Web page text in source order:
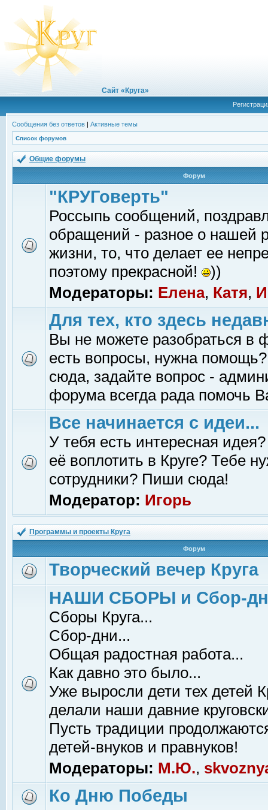
Сайт «Круга»
Сообщения без ответов | Активные темы
Список форумов
Общие форумы
Форум
"КРУГоверть"
Россыпь сообщений,
обращений - разное о нашей
жизни, то, что делает ее
поэтому прекрасной!
))
Модераторы: Елена, Катя,
Для тех, кто здесь
Вы не можете разобраться в
есть вопросы, нужна помощь?
сюда, задайте вопрос -
форума всегда рада помочь
Все начинается с идеи...
У тебя есть интересная
её воплотить в Круге? Тебе
сотрудники? Пиши сюда!
Модератор: Игорь
Программы и проекты Круга
Форум
Творческий вечер Круга
НАШИ СБОРЫ и Сбор-
Сборы Круга...
Сбор-дни...
Общая радостная работа...
Как давно это было...
Уже выросли дети тех детей
делали наши давние
Пусть традиции
детей-внуков и правнуков!
Модераторы: М.Ю.,
Ко Дню Победы